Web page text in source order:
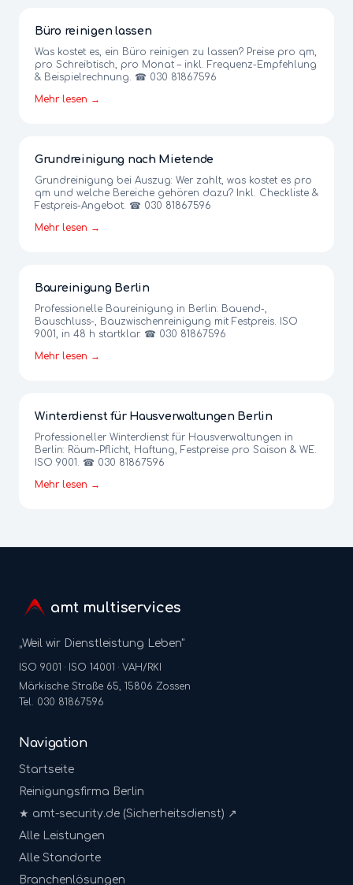
Büro reinigen lassen
Was kostet es, ein Büro reinigen zu lassen? Preise pro qm,
pro Schreibtisch, pro Monat – inkl. Frequenz-Empfehlung
& Beispielrechnung. ☎ 030 81867596
Mehr lesen →
Grundreinigung nach Mietende
Grundreinigung bei Auszug: Wer zahlt, was kostet es pro
qm und welche Bereiche gehören dazu? Inkl. Checkliste &
Festpreis-Angebot. ☎ 030 81867596
Mehr lesen →
Baureinigung Berlin
Professionelle Baureinigung in Berlin: Bauend-,
Bauschluss-, Bauzwischenreinigung mit Festpreis. ISO
9001, in 48 h startklar. ☎ 030 81867596
Mehr lesen →
Winterdienst für Hausverwaltungen Berlin
Professioneller Winterdienst für Hausverwaltungen in
Berlin: Räum-Pflicht, Haftung, Festpreise pro Saison & WE.
ISO 9001. ☎ 030 81867596
Mehr lesen →
amt multiservices
„Weil wir Dienstleistung Leben"
ISO 9001 · ISO 14001 · VAH/RKI
Märkische Straße 65, 15806 Zossen
Tel. 030 81867596
Navigation
Startseite
Reinigungsfirma Berlin
★ amt-security.de (Sicherheitsdienst) ↗
Alle Leistungen
Alle Standorte
Branchenlösungen